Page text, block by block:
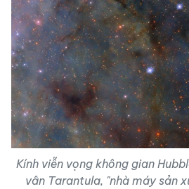
Kính viễn vọng không gian
vân Tarantula, "nhà máy sản